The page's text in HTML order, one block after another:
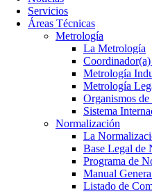
Servicios
Áreas Técnicas
Metrología
La Metrología
Coordinador(a)
Metrología
Metrología
Organismos
Sistema
Normalización
La
Base Legal de
Programa de
Manual
Listado de